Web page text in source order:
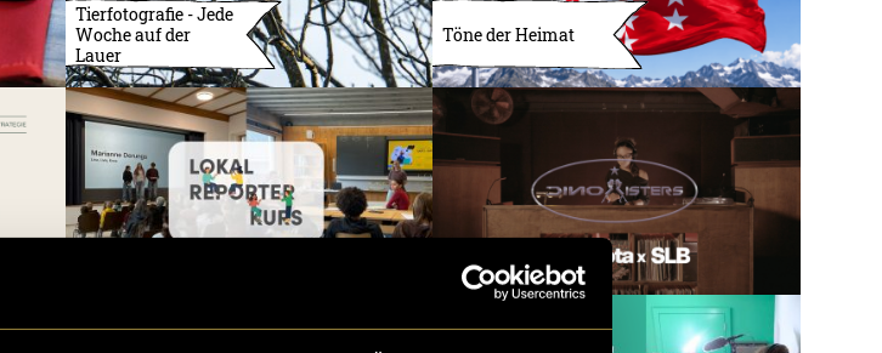
Tierfotografie - Jede
Woche auf der
Lauer
Töne der Heimat